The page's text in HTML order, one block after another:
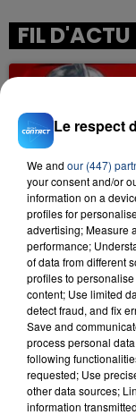
FIL D'ACTU
23 juillet 2026
INCENDIE
SON BÉBÉ
Un homme
aspergé sa
d'un liquide
Le respect
We and our (447)
your consent and/or
information on a
profiles for
advertising; Measure
performance;
of data from different
profiles to
content; Use limited
detect fraud, and fix
Save and
process personal
following
requested; Use
other data sources;
information